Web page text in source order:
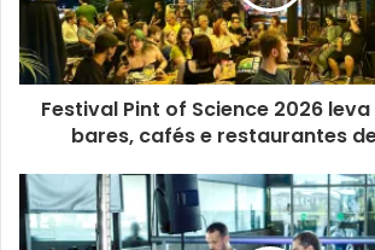
O concerto vai reunir artistas
internacional, como o pianista Cristian
violinista Rachell Ellen Wong (EUA), a
Oliveira (Brasil), o violinista Nikolau
(Brasil/Alemanha) e o violoncelista Bruno
(Brasil/Finlândia).
Festival Pint of Science 2026
bares, cafés e restaurantes